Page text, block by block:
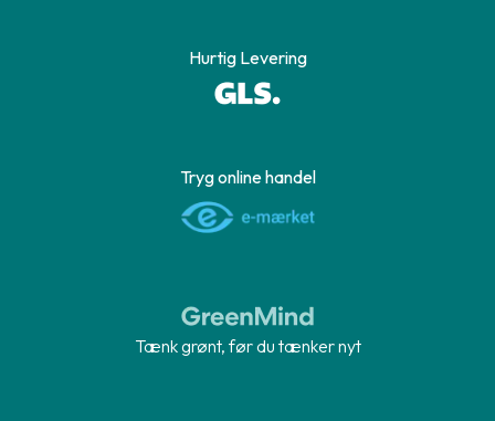
Hurtig Levering
Tryg online handel
Tænk grønt, før du tænker nyt